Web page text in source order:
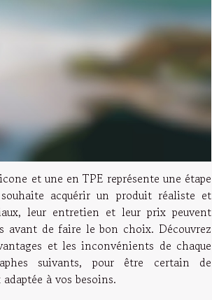
et une en TPE représente une étape
acquérir un produit réaliste et
leur entretien et leur prix peuvent
avant de faire le bon choix. Découvrez
et les inconvénients de chaque
suivants, pour être certain de
à vos besoins.